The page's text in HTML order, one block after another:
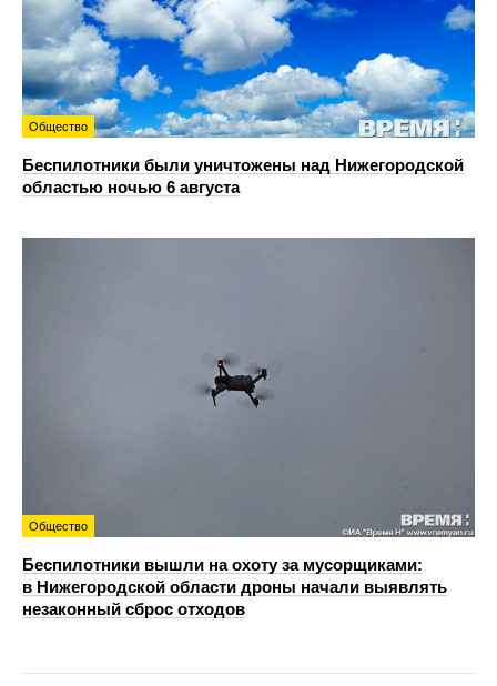
Общество
Беспилотники были уничтожены над Нижегородской
областью ночью 6 августа
Общество
Беспилотники вышли на охоту за мусорщиками:
в Нижегородской области дроны начали выявлять
незаконный сброс отходов